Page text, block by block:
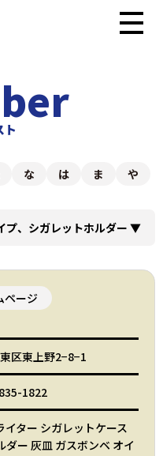
ト
な は ま
や
プ、シガレットホルダー ▼
ページ
区東上野2−8−1
1822
イター シガレットケース
ー 灰皿 ガスボンベ オイ